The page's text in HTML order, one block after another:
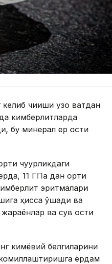
чиқиши узоқ вақтдан
кимберлитларда
бу минерал ер ости
чуқурликдаги
11 ГПа дан ортиқ
эритмалари
ҳисса қўшади ва
ва сув ости
кимёвий белгиларини
ёрдам